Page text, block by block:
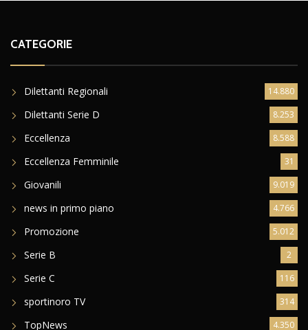
CATEGORIE
Dilettanti Regionali 14.880
Dilettanti Serie D 8.253
Eccellenza 8.588
Eccellenza Femminile 31
Giovanili 9.019
news in primo piano 4.766
Promozione 5.012
Serie B 2
Serie C 116
sportinoro TV 314
TopNews 4.350